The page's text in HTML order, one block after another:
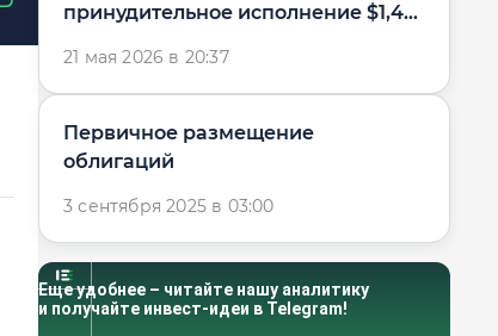
принудительное исполнение $1,4
21 мая 2026 в 20:37
Первичное размещение
облигаций
3 сентября 2025 в 03:00
Еще удобнее – читайте нашу аналитику
и получайте инвест-идеи в Telegram!